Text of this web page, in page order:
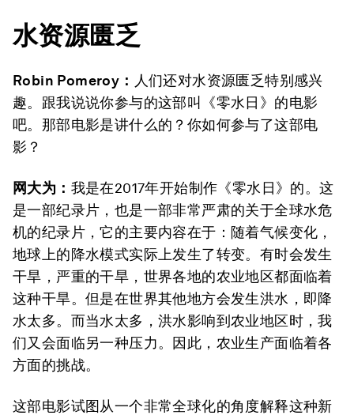
水资源匮乏
Robin Pomeroy ： 人们还对水资源匮乏特别感兴
趣。跟我说说你参与的这部叫《零水日》的电影
吧。那部电影是讲什么的？你如何参与了这部电
影？
网大为： 我是在2017年开始制作《零水日》的。这
是一部纪录片，也是一部非常严肃的关于全球水危
机的纪录片，它的主要内容在于：随着气候变化，
地球上的降水模式实际上发生了转变。有时会发生
干旱，严重的干旱，世界各地的农业地区都面临着
这种干旱。但是在世界其他地方会发生洪水，即降
水太多。而当水太多，洪水影响到农业地区时，我
们又会面临另一种压力。因此，农业生产面临着各
方面的挑战。
这部电影试图从一个非常全球化的角度解释这种新